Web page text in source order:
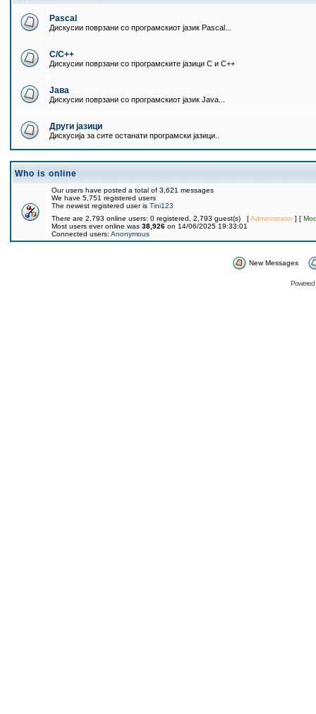
Pascal
Дискусии поврзани со програмскиот јазик Pascal...
C/C++
Дискусии поврзани со програмските јазици C и C++
Јава
Дискусии поврзани со програмскиот јазик Java...
Други јазици
Дискусија за сите останати програмски јазици..
Who is online
Our users have posted a total of 3,621 messages
We have 5,751 registered users
The newest registered user is Tini123
There are 2,793 online users: 0 registered, 2,793 guest(s) [Administrator] [
Most users ever online was 38,926 on 14/06/2025 19:33:01
Connected users: Anonymous
New Messages